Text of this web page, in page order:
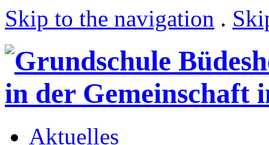
Skip to the navigation .
Aktuelles